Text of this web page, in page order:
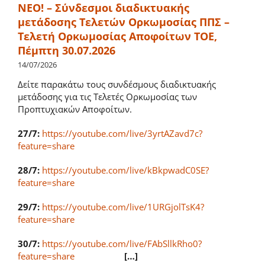
ΝΕΟ! – Σύνδεσμοι διαδικτυακής
μετάδοσης Τελετών Ορκωμοσίας ΠΠΣ –
Τελετή Ορκωμοσίας Αποφοίτων ΤΟΕ,
Πέμπτη 30.07.2026
14/07/2026
Δείτε παρακάτω τους συνδέσμους διαδικτυακής
μετάδοσης για τις Τελετές Ορκωμοσίας των
Προπτυχιακών Αποφοίτων.
27/7: https://youtube.com/live/3yrtAZavd7c?
feature=share
28/7: https://youtube.com/live/kBkpwadC0SE?
feature=share
29/7: https://youtube.com/live/1URGjolTsK4?
feature=share
30/7: https://youtube.com/live/FAbSllkRho0?
feature=share
[…]